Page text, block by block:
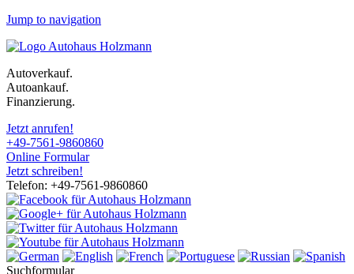
Jump to navigation
Autoverkauf.
Autoankauf.
Finanzierung.
Jetzt anrufen!
+49-7561-9860860
Online Formular
Jetzt schreiben!
Telefon: +49-7561-9860860
Suchformular